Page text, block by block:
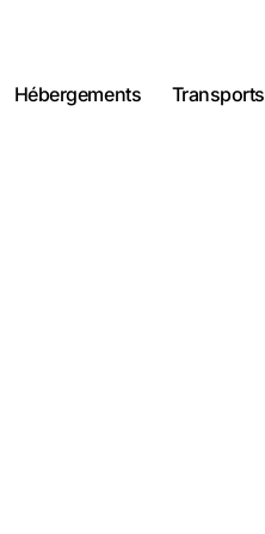
Hébergements Transports